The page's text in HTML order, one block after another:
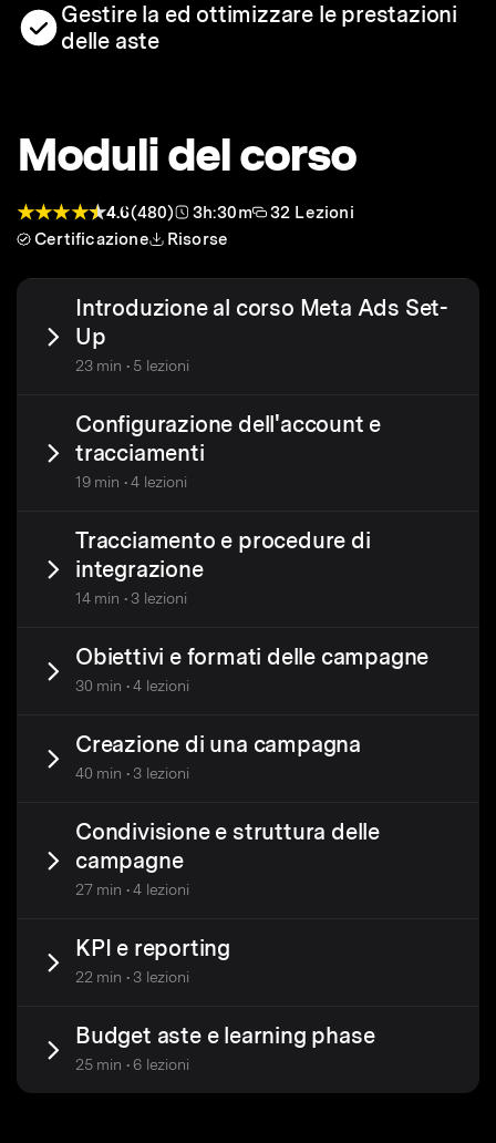
Gestire la ed ottimizzare le prestazioni
delle aste
Moduli del corso
4.6(480) 3h:30m
32 Lezioni
Certificazione
Risorse
Introduzione al corso Meta Ads Set-
Up
23 min • 5 lezioni
Configurazione dell'account e
tracciamenti
19 min • 4 lezioni
Tracciamento e procedure di
integrazione
14 min • 3 lezioni
Obiettivi e formati delle campagne
30 min • 4 lezioni
Creazione di una campagna
40 min • 3 lezioni
Condivisione e struttura delle
campagne
27 min • 4 lezioni
KPI e reporting
22 min • 3 lezioni
Budget aste e learning phase
25 min • 6 lezioni